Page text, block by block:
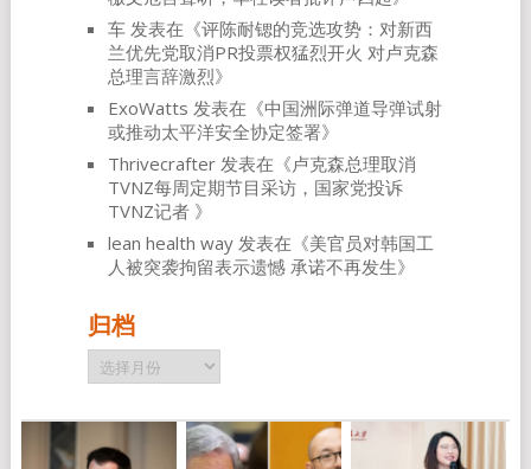
车发表在《评陈耐锶的竞选攻势：对新西
兰优先党取消PR投票权猛烈开火 对卢克森
总理言辞激烈》
ExoWatts 发表在《中国洲际弹道导弹试射
或推动太平洋安全协定签署》
Thrivecrafter发表在《卢克森总理取消
TVNZ每周定期节目采访，国家党投诉
TVNZ记者 》
lean health way发表在《美官员对韩国工
人被突袭拘留表示遗憾 承诺不再发生》
归档
归
档